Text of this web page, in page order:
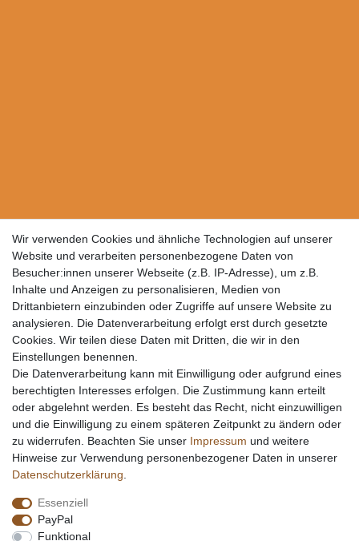
Wir verwenden Cookies und ähnliche Technologien auf unserer
Website und verarbeiten personenbezogene Daten von
Besucher:innen unserer Webseite (z.B. IP-Adresse), um z.B.
Inhalte und Anzeigen zu personalisieren, Medien von
Drittanbietern einzubinden oder Zugriffe auf unsere Website zu
analysieren. Die Datenverarbeitung erfolgt erst durch gesetzte
Cookies. Wir teilen diese Daten mit Dritten, die wir in den
Einstellungen benennen.
Die Datenverarbeitung kann mit Einwilligung oder aufgrund eines
berechtigten Interesses erfolgen. Die Zustimmung kann erteilt
oder abgelehnt werden. Es besteht das Recht, nicht einzuwilligen
und die Einwilligung zu einem späteren Zeitpunkt zu ändern oder
zu widerrufen. Beachten Sie unser Impressum und weitere
Hinweise zur Verwendung personenbezogener Daten in unserer
Daten­schutz­erklärung
Essenziell
PayPal
Funktional